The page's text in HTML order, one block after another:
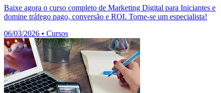
Baixe agora o curso completo de Marketing Digital para Iniciantes e
domine tráfego pago, conversão e ROI. Torne-se um especialista!
06/03/2026 • Cursos